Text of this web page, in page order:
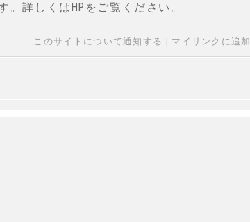
。詳しくはHPをご覧ください。
このサイトについて通知する | マイリンクに追加